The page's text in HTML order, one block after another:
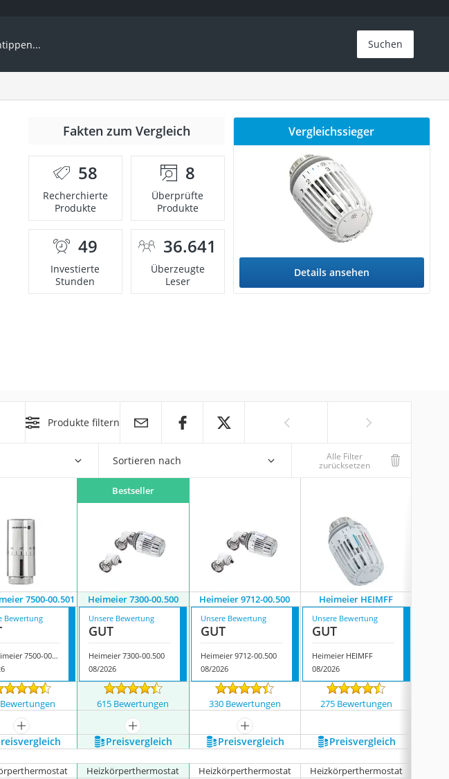
Suchen
Fakten zum Vergleich
58
Recherchierte
Produkte
8
Überprüfte
Produkte
49
Investierte
Stunden
36.641
Überzeugte
Leser
Vergleichssieger
Details ansehen
Produkte filtern
Sortieren nach Alle Filter
zurücksetzen
Bestseller
7500-00.501 Heimeier 7300-00.500 Heimeier 9712-00.500 Heimeier HEIMFF
Bewertung
IMI Heimeier 7500-00.501
Unsere Bewertung
GUT
Heimeier 7300-00.500
08/2026
Unsere Bewertung
GUT
Heimeier 9712-00.500
08/2026
Unsere Bewertung
GUT
Heimeier HEIMFF
08/2026
615 Bewertungen 330 Bewertungen 275 Bewertungen
mehr anzeigen mehr anzeigen
mehr anzeigen
Preis­vergleich Preis­vergleich Preis­vergleich
Heizkörperthermostat Heizkörperthermostat Heizkörperthermostat